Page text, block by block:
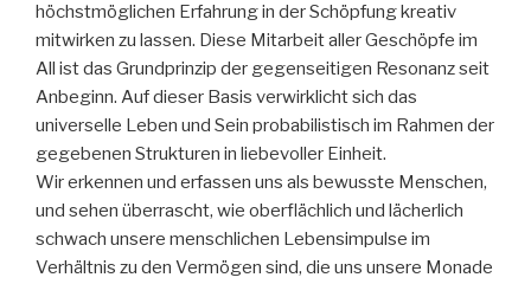
höchstmöglichen Erfahrung in der Schöpfung kreativ
mitwirken zu lassen. Diese Mitarbeit aller Geschöpfe im
All ist das Grundprinzip der gegenseitigen Resonanz seit
Anbeginn. Auf dieser Basis verwirklicht sich das
universelle Leben und Sein probabilistisch im Rahmen der
gegebenen Strukturen in liebevoller Einheit.
Wir erkennen und erfassen uns als bewusste Menschen,
und sehen überrascht, wie oberflächlich und lächerlich
schwach unsere menschlichen Lebensimpulse im
Verhältnis zu den Vermögen sind, die uns unsere Monade